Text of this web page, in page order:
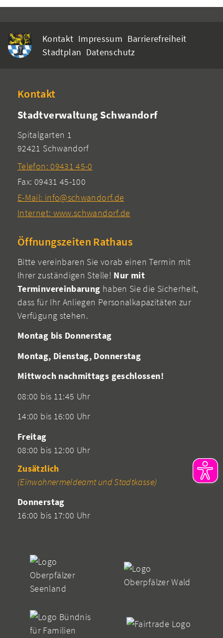
Kontakt Impressum Barrierefreiheit
Stadtplan Datenschutz
Kontakt
Stadtverwaltung Schwandorf
Spitalgarten 1
92421 Schwandorf
Telefon: 09431 45-0
Fax: 09431 45-100
E-Mail: info@schwandorf.de
Internet: www.schwandorf.de
Öffnungszeiten Rathaus
Bitte vereinbaren Sie vorab einen Termin mit
Ihrer zuständigen Stelle! Nur mit
Terminvereinbarung haben Sie die Sicherheit,
dass für Ihr Anliegen Personalkapazitäten zur
Verfügung stehen.
Montag bis Donnerstag
Montag, Dienstag, Donnerstag
Mittwoch nachmittags geschlossen!
08:00 bis 11:45 Uhr
14:00 bis 16:00 Uhr
Freitag
08:00 bis 12:00 Uhr
Zusätzlich
(Einwohnermeldeamt und Stadtkasse)
Donnerstag
16:00 bis 17:00 Uhr